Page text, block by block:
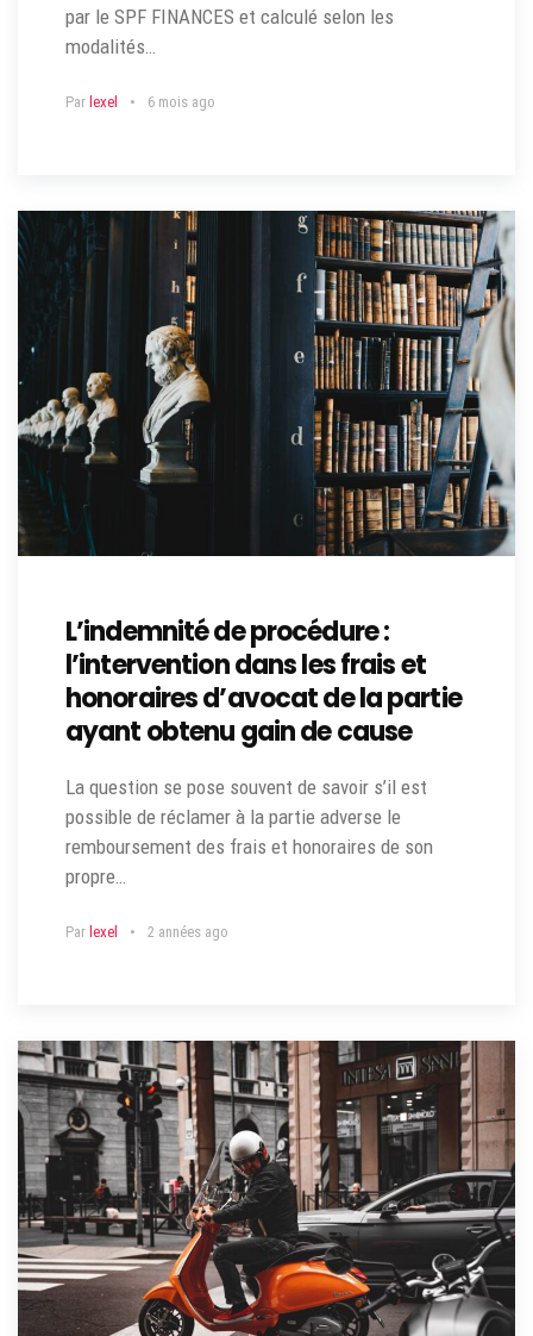
par le SPF FINANCES et calculé selon les
modalités…
Par lexel 6 mois ago
L’indemnité de procédure :
l’intervention dans les frais et
honoraires d’avocat de la partie
ayant obtenu gain de cause
La question se pose souvent de savoir s’il est
possible de réclamer à la partie adverse le
remboursement des frais et honoraires de son
propre…
Par lexel 2 années ago